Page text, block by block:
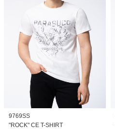
9769SS
"ROCK" CE T-SHIRT